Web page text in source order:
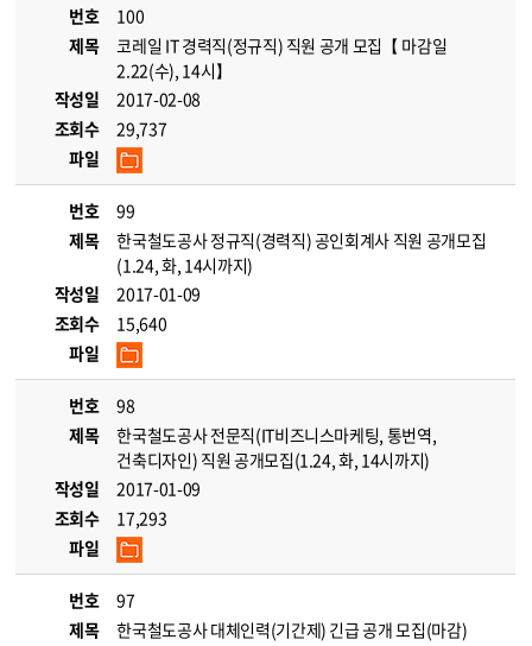
번호
100
제목
코레일 IT 경력직(정규직) 직원 공개 모집【 마감일
2.22(수), 14시】
작성일
2017-02-08
조회수
29,737
파일
번호
99
제목
한국철도공사 정규직(경력직) 공인회계사 직원 공개모집
(1.24, 화, 14시까지)
작성일
2017-01-09
조회수
15,640
파일
번호
98
제목
한국철도공사 전문직(IT비즈니스마케팅, 통번역,
건축디자인) 직원 공개모집(1.24, 화, 14시까지)
작성일
2017-01-09
조회수
17,293
파일
번호
97
제목
한국철도공사 대체인력(기간제) 긴급 공개 모집(마감)